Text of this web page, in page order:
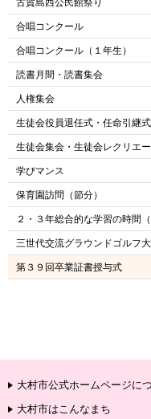
古賀島西公民館祭り
合唱コンクール
合唱コンクール（１年生）
読書月間・読書集会
人権集会
生徒会役員退任式・任命引継式
生徒会集会・生徒会レクリエ
学びマンス
保育園訪問（節分）
２・３年総合的な学習の時間
三世代交流グラウンドゴルフ
第３９回卒業証書授与式
大村市公式ホームページに
大村市はこんなまち